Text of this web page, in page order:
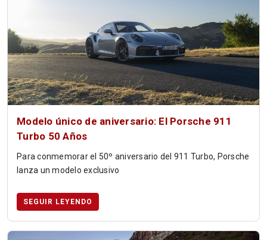
Modelo único de aniversario: El Porsche 911
Turbo 50 Años
Para conmemorar el 50º aniversario del 911 Turbo, Porsche
lanza un modelo exclusivo
SEGUIR LEYENDO